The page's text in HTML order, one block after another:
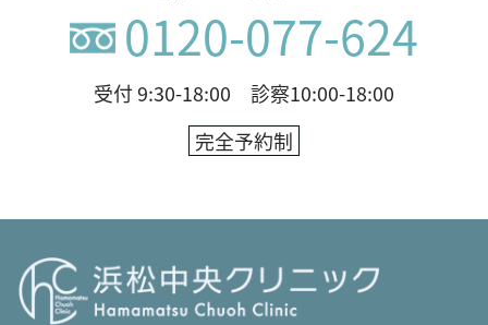
0120-077-624
受付 9:30-18:00 診察10:00-18:00
完全予約制